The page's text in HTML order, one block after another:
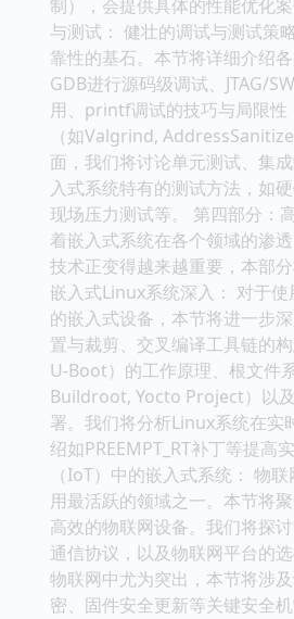
制），会提供具体的性能优化
与测试： 健壮的调试与测试策
靠性的基石。本节将详细介绍
GDB进行源码级调试、JTAG/
用、printf调试的技巧与局限性
（如Valgrind,
面，我们将讨论单元测试、集
入式系统特有的测试方法，如
现场压力测试等。 第四部分：
着嵌入式系统在各个领域的渗
技术正变得越来越重要，本部分
嵌入式Linux系统深入： 对于
的嵌入式设备，本节将进一步
置与裁剪、交叉编译工具链的
U-Boot）的工作原理、根文件
Buildroot, Yocto Project）以
署。我们将分析Linux系统在实
绍如PREEMPT_RT补丁等提高
（IoT）中的嵌入式系统： 物
用最活跃的领域之一。本节将
高效的物联网设备。我们将探
通信协议，以及物联网平台的
物联网中尤为突出，本节将涉
密、固件安全更新等关键安全